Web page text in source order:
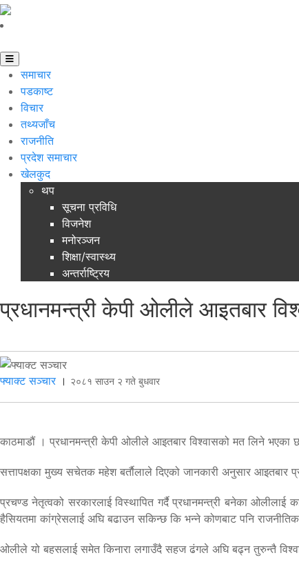
समाचार
पडकाष्ट
विचार
तथ्यजाँच
राजनीति
प्रदेश समाचार
खेलकुद
थप
सूचना प्रविधि
विजनेश
मनोरञ्जन
शिक्षा/स्वास्थ्य
अन्तर्राष्ट्रिय
प्रधानमन्त्री केपी ओलीले आइतबार
फ्याक्ट सञ्चार । २०८१ साउन २ गते बुधवार
काठमाडौं । प्रधानमन्त्री केपी ओलीले आइतबार विश्वासको मत लिने भएका
सत्तापक्षका मुख्य सचेतक महेश बर्ताैलाले दिएको जानकारी अनुसार आइतबार
प्रचण्ड नेतृत्वको सरकारलाई विस्थापित गर्दै प्रधानमन्त्री बनेका
हैसियतमा कांग्रेसलाई अघि बढाउन सकिन्छ कि भन्ने कोणबाट पनि
ओलीले यो बहसलाई समेत किनारा लगाउँदै सहज ढंगले अघि बढ्न तुरुन्तै